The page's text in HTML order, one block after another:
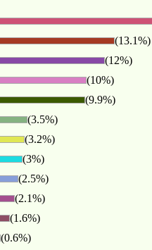
(13.1%)
(12%)
(10%)
(9.9%)
(3.5%)
(3.2%)
(3%)
(2.5%)
(2.1%)
(1.6%)
(0.6%)